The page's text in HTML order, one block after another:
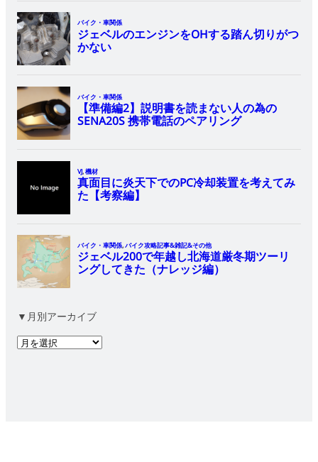
▼月別アーカイブ
ア